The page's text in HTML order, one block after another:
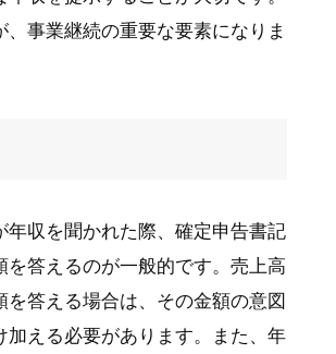
、事業継続の重要な要素になりま
年収を聞かれた際、確定申告書記
を答えるのが一般的です。売上高
を答える場合は、その金額の意図
加える必要があります。また、年